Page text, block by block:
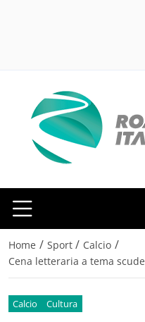
Home / Sport / Calcio /
Cena letteraria a tema
Calcio Cultura